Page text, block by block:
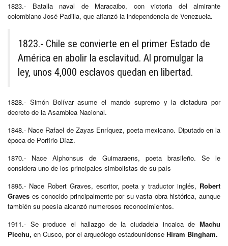
1823.- Batalla naval de Maracaibo, con victoria del almirante
colombiano José Padilla, que afianzó la independencia de Venezuela.
1823.- Chile se convierte en el primer Estado de
América en abolir la esclavitud. Al promulgar la
ley, unos 4,000 esclavos quedan en libertad.
1828.- Simón Bolívar asume el mando supremo y la dictadura por
decreto de la Asamblea Nacional.
1848.- Nace Rafael de Zayas Enríquez, poeta mexicano. Diputado en la
época de Porfirio Díaz.
1870.- Nace Alphonsus de Guimaraens, poeta brasileño. Se le
considera uno de los principales simbolistas de su país
1895.- Nace Robert Graves, escritor, poeta y traductor inglés, Robert
Graves es conocido principalmente por su vasta obra histórica, aunque
también su poesía alcanzó numerosos reconocimientos.
1911.- Se produce el hallazgo de la ciudadela incaica de Machu
Picchu, en Cusco, por el arqueólogo estadounidense Hiram Bingham.